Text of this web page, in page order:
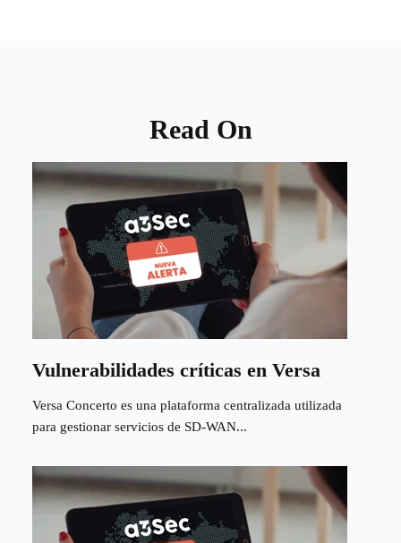
Read On
Vulnerabilidades críticas en Versa
Versa Concerto es una plataforma centralizada utilizada
para gestionar servicios de SD-WAN...